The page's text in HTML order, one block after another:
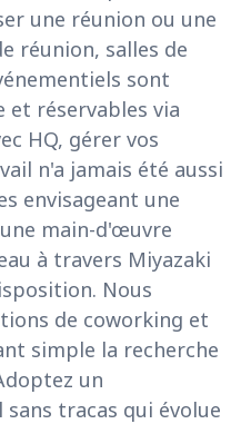
une réunion ou une
réunion, salles de
sont
et réservables via
HQ, gérer vos
n'a jamais été aussi
envisageant une
main-d'œuvre
à travers Miyazaki
Nous
de coworking et
simple la recherche
un
tracas qui évolue